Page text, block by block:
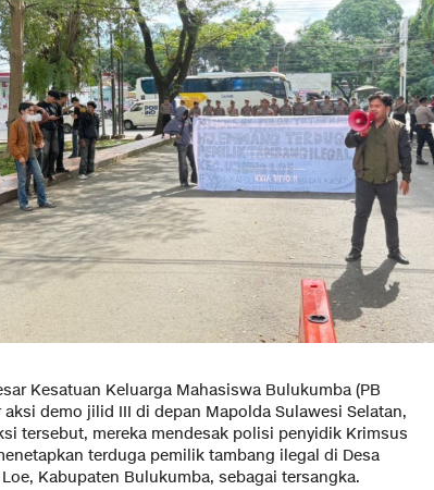
Kesatuan Keluarga Mahasiswa Bulukumba (PB
demo jilid III di depan Mapolda Sulawesi Selatan,
tersebut, mereka mendesak polisi penyidik Krimsus
terduga pemilik tambang ilegal di Desa
Kabupaten Bulukumba, sebagai tersangka.